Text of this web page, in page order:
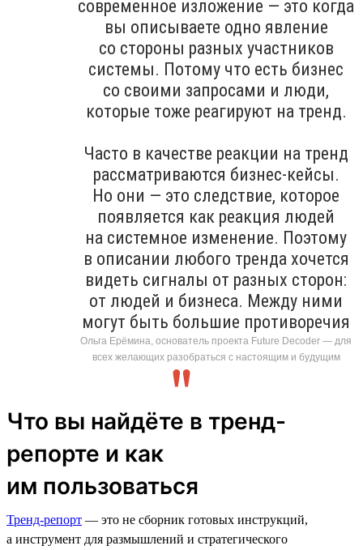
современное изложение — это когда
вы описываете одно явление
со стороны разных участников
системы. Потому что есть бизнес
со своими запросами и люди,
которые тоже реагируют на тренд.
Часто в качестве реакции на тренд
рассматриваются бизнес-кейсы.
Но они — это следствие, которое
появляется как реакция людей
на системное изменение. Поэтому
в описании любого тренда хочется
видеть сигналы от разных сторон:
от людей и бизнеса. Между ними
могут быть большие противоречия
Ольга Ерёмина, основатель проекта Future Decoder — для
всех желающих разобраться с настоящим и будущим
Что вы найдёте в тренд-
репорте и как
им пользоваться
Тренд-репорт — это не сборник готовых инструкций,
а инструмент для размышлений и стратегического